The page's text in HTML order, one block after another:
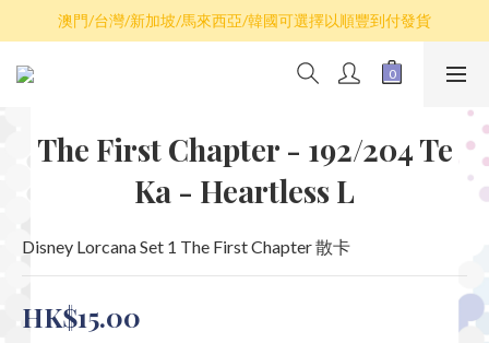
散卡買滿$100包平郵，全部產品買滿$800包順豐(香港境內)
澳門/台灣/新加坡/馬來西亞/韓國可選擇以順豐到付發貨
散卡買滿$100包平郵，全部產品買滿$800包順豐(香港境內)
The First Chapter - 192/204 Te
Ka - Heartless L
Disney Lorcana Set 1 The First Chapter 散卡
HK$15.00